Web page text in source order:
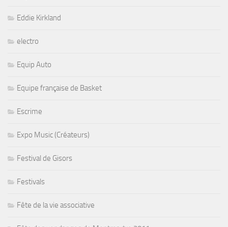
Eddie Kirkland
electro
Equip Auto
Equipe française de Basket
Escrime
Expo Music (Créateurs)
Festival de Gisors
Festivals
Fête de la vie associative